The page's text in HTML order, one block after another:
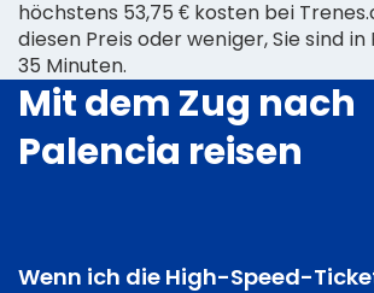
höchstens 53,75 € kosten bei
diesen Preis oder weniger, Sie sind
35 Minuten.
Mit dem Zug nach
Palencia reisen
Wenn ich die High-Speed-